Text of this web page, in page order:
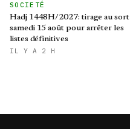
SOCIETÉ
Hadj 1448H/2027: tirage au sort
samedi 15 août pour arrêter les
listes définitives
IL Y A 2 H